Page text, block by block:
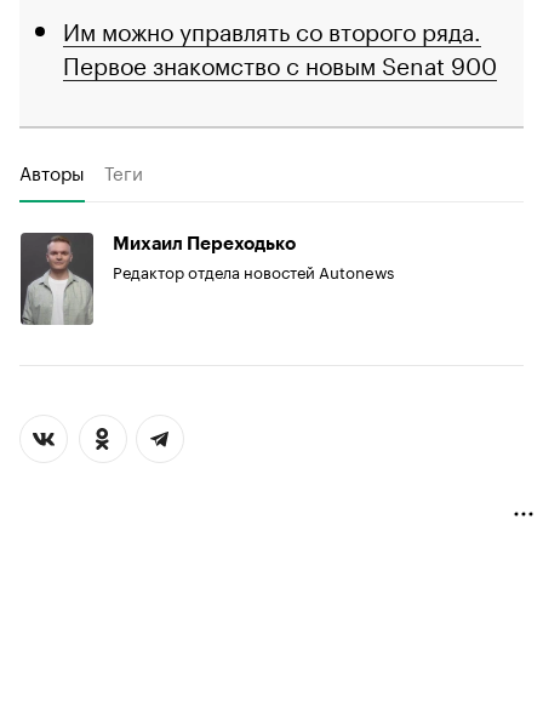
Им можно управлять со второго ряда.
Первое знакомство с новым Senat 900
Авторы Теги
Михаил Переходько
Редактор отдела новостей Autonews